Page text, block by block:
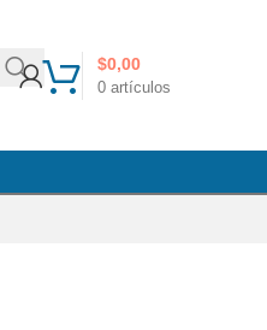
0artículos
$0,00